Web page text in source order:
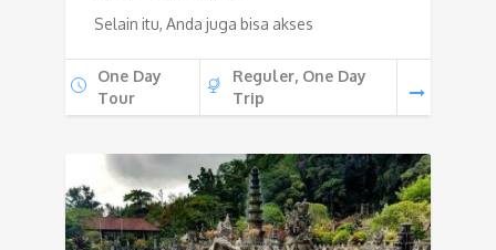
Selain itu, Anda juga bisa akses
One Day
Tour
Reguler, One Day
Trip